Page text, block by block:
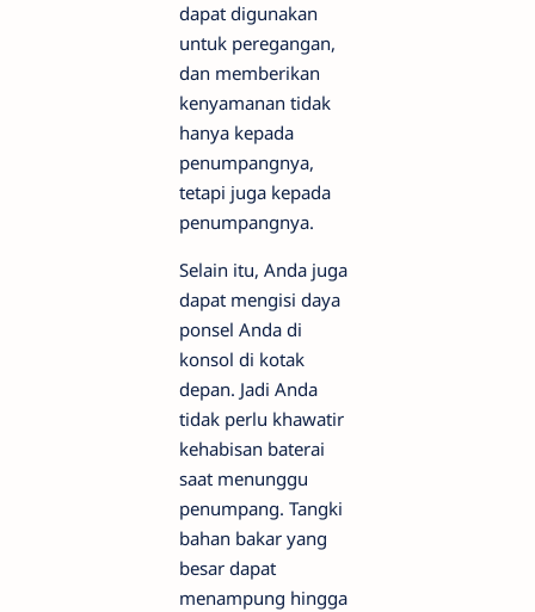
dapat digunakan
untuk peregangan,
dan memberikan
kenyamanan tidak
hanya kepada
penumpangnya,
tetapi juga kepada
penumpangnya.
Selain itu, Anda juga
dapat mengisi daya
ponsel Anda di
konsol di kotak
depan. Jadi Anda
tidak perlu khawatir
kehabisan baterai
saat menunggu
penumpang. Tangki
bahan bakar yang
besar dapat
menampung hingga